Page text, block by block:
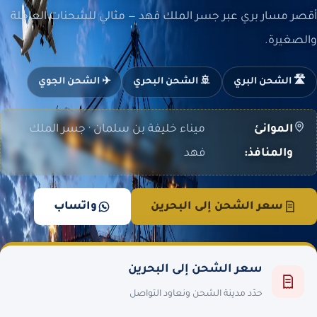
أقصر مسار بري عبر جسر الملك فهد — مثالي للشحنات العاجلة
والصغيرة.
🛣️ الشحن البري 🚢 الشحن البحري ✈️ الشحن الجوي
الموانئ
والمنافذ:
ميناء خليفة بن سلمان · جسر الملك
فهد
سعر الشحن إلى البحرين واتساب
سعر الشحن إلى البحرين
حدّد مدينة الشحن ونعاود التواصل